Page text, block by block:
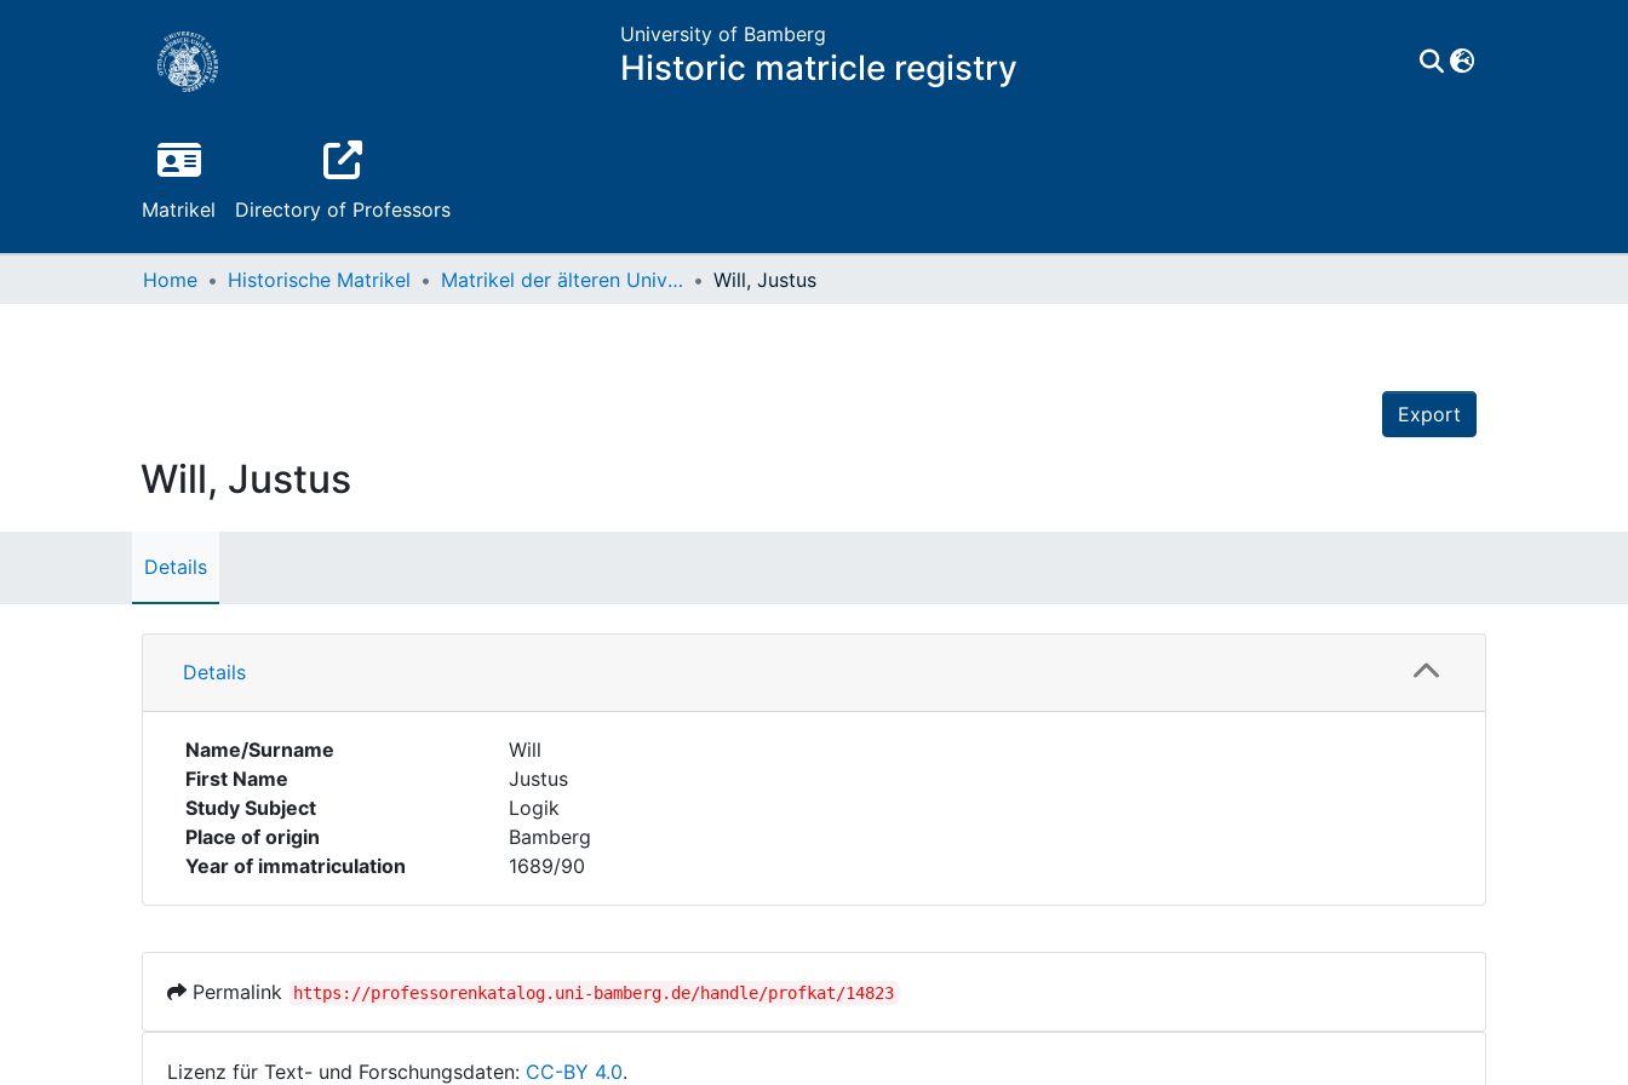
University of Bamberg
Historic matricle registry
Matrikel Directory of Professors
Home Historische Matrikel Matrikel der älteren Universität Will, Justus
Export
Will, Justus
Details
Details
Name/Surname
Will
First Name
Justus
Study Subject
Logik
Place of origin
Bamberg
Year of immatriculation
1689/90
Permalink https://professorenkatalog.uni-bamberg.de/handle/profkat/14823
Lizenz für Text- und Forschungsdaten: CC-BY 4.0.